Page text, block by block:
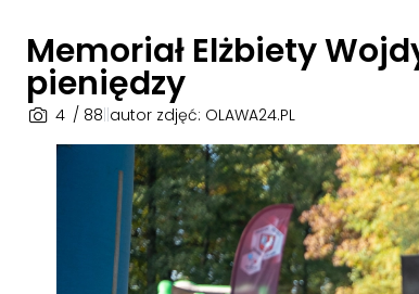
Memoriał Elżbiety
pieniędzy
4 / 88 autor zdjęć: OLAWA24.PL